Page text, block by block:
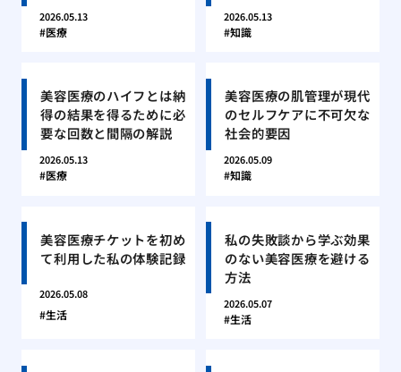
2026.05.13
医療
2026.05.13
知識
美容医療のハイフとは納
得の結果を得るために必
要な回数と間隔の解説
2026.05.13
医療
美容医療の肌管理が現代
のセルフケアに不可欠な
社会的要因
2026.05.09
知識
美容医療チケットを初め
て利用した私の体験記録
2026.05.08
生活
私の失敗談から学ぶ効果
のない美容医療を避ける
方法
2026.05.07
生活